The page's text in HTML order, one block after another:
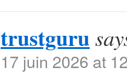
trustguru
17 juin 2026 at